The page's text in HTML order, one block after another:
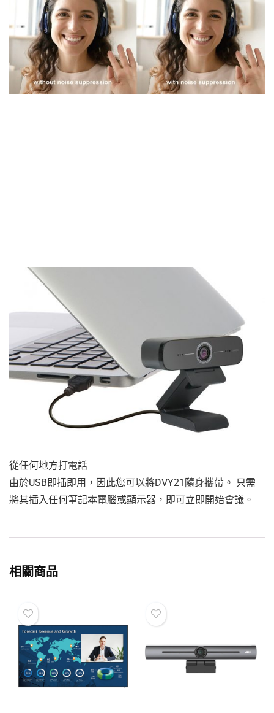
從任何地方打電話
由於USB即插即用，因此您可以將DVY21隨身攜帶。 只需
將其插入任何筆記本電腦或顯示器，即可立即開始會議。
相關商品